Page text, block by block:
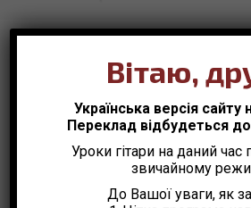
Полезные статьи
Вітаю,
Українська версія
Переклад відбудеться
Уроки гітари на даний
звичайному
До Вашої уваги, як